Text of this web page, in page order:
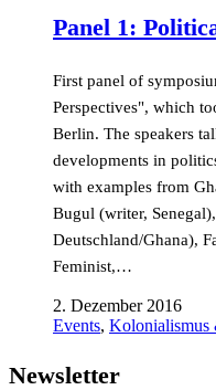
Panel 1:
First panel of
Perspectives", which
Berlin. The speakers
developments in
with examples from
Bugul (writer,
Deutschland/Ghana),
Feminist,…
2. Dezember 2016
Events, Kolonialismus
Newsletter